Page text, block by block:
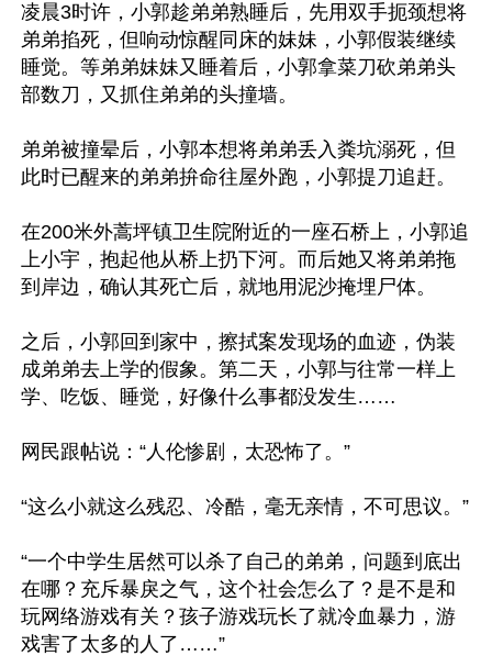
凌晨3时许，小郭趁弟弟熟睡后，先用双手扼颈想将
弟弟掐死，但响动惊醒同床的妹妹，小郭假装继续
睡觉。等弟弟妹妹又睡着后，小郭拿菜刀砍弟弟头
部数刀，又抓住弟弟的头撞墙。
弟弟被撞晕后，小郭本想将弟弟丢入粪坑溺死，但
此时已醒来的弟弟拚命往屋外跑，小郭提刀追赶。
在200米外蒿坪镇卫生院附近的一座石桥上，小郭追
上小宇，抱起他从桥上扔下河。而后她又将弟弟拖
到岸边，确认其死亡后，就地用泥沙掩埋尸体。
之后，小郭回到家中，擦拭案发现场的血迹，伪装
成弟弟去上学的假象。第二天，小郭与往常一样上
学、吃饭、睡觉，好像什么事都没发生……
网民跟帖说：“人伦惨剧，太恐怖了。”
“这么小就这么残忍、冷酷，毫无亲情，不可思议。”
“一个中学生居然可以杀了自己的弟弟，问题到底出
在哪？充斥暴戾之气，这个社会怎么了？是不是和
玩网络游戏有关？孩子游戏玩长了就冷血暴力，游
戏害了太多的人了……”